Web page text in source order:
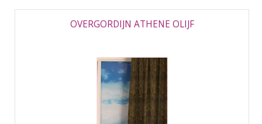
OVERGORDIJN ATHENE OLIJF